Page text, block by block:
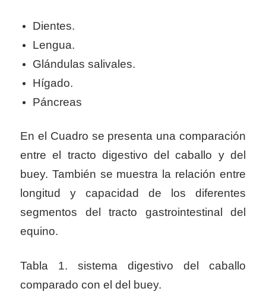
Dientes.
Lengua.
Glándulas salivales.
Hígado.
Páncreas
En el Cuadro se presenta una comparación
entre el tracto digestivo del caballo y del
buey. También se muestra la relación entre
longitud y capacidad de los diferentes
segmentos del tracto gastrointestinal del
equino.
Tabla 1. sistema digestivo del caballo
comparado con el del buey.